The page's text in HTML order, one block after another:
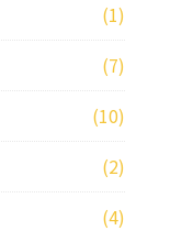
(1)
(7)
(10)
(2)
(4)